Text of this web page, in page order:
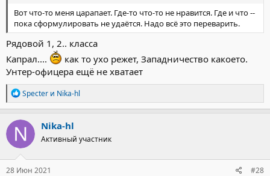
Вот что-то меня царапает. Где-то что-то не нравится. Где и что --
пока сформулировать не удаётся. Надо всё это переварить.
Рядовой 1, 2.. класса
Капрал....
как то ухо режет, Западничество какоето.
Унтер-офицера ещё не хватает
Р
е
а
к
и
и
:
Specter и Nika-hl
Nika-hl
Активный участник
28 Июн 2021 #28